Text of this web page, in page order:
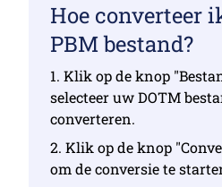
Hoe converteer
PBM bestand?
1. Klik op de knop
selecteer uw DOTM
converteren.
2. Klik op de knop
om de conversie te